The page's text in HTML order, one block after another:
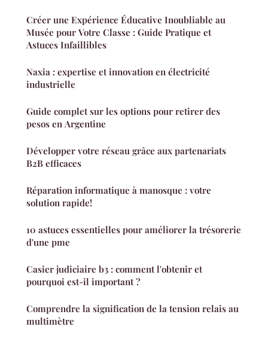
Créer une Expérience Éducative Inoubliable au
Musée pour Votre Classe : Guide Pratique et
Astuces Infaillibles
Naxia : expertise et innovation en électricité
industrielle
Guide complet sur les options pour retirer des
pesos en Argentine
Développer votre réseau grâce aux partenariats
B2B efficaces
Réparation informatique à manosque : votre
solution rapide!
10 astuces essentielles pour améliorer la trésorerie
d'une pme
Casier judiciaire b3 : comment l'obtenir et
pourquoi est-il important ?
Comprendre la signification de la tension relais au
multimètre